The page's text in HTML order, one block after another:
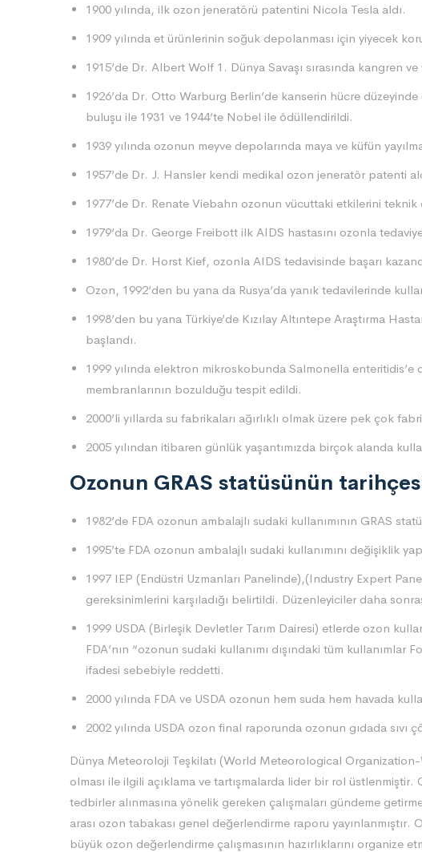
1900 yılında, ilk ozon jeneratörü patentini Nicola Tesla aldı.
1909 yılında et ürünlerinin soğuk depolanması için yiyecek
1915’de Dr. Albert Wolf 1. Dünya Savaşı sırasında kangren
1926’da Dr. Otto Warburg Berlin’de kanserin hücre
buluşu ile 1931 ve 1944’te Nobel ile ödüllendirildi.
1939 yılında ozonun meyve depolarında maya ve küfün
1957’de Dr. J. Hansler kendi medikal ozon jeneratör patenti
1977’de Dr. Renate Viebahn ozonun vücuttaki etkilerini teknik
1979’da Dr. George Freibott ilk AIDS hastasını ozonla
1980’de Dr. Horst Kief, ozonla AIDS tedavisinde başarı
Ozon, 1992’den bu yana da Rusya’da yanık tedavilerinde
1998’den bu yana Türkiye’de Kızılay Altıntepe Araştırma
başlandı.
1999 yılında elektron mikroskobunda Salmonella
membranlarının bozulduğu tespit edildi.
2000’li yıllarda su fabrikaları ağırlıklı olmak üzere pek çok
2005 yılından itibaren günlük yaşantımızda birçok alanda
Ozonun GRAS statüsünün
1982’de FDA ozonun ambalajlı sudaki kullanımının GRAS
1995’te FDA ozonun ambalajlı sudaki kullanımını değişiklik
1997 IEP (Endüstri Uzmanları Panelinde),(Industry Expert
gereksinimlerini karşıladığı belirtildi. Düzenleyiciler daha
1999 USDA (Birleşik Devletler Tarım Dairesi) etlerde ozon
FDA’nın “ozonun sudaki kullanımı dışındaki tüm
ifadesi sebebiyle reddetti.
2000 yılında FDA ve USDA ozonun hem suda hem havada
2002 yılında USDA ozon final raporunda ozonun gıdada sıvı
Dünya Meteoroloji Teşkilatı (World Meteorological
olması ile ilgili açıklama ve tartışmalarda lider bir rol
tedbirler alınmasına yönelik gereken çalışmaları gündeme
arası ozon tabakası genel değerlendirme raporu
büyük ozon değerlendirme çalışmasının hazırlıklarını organize